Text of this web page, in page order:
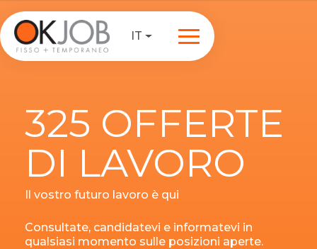
IT
325 OFFERTE
DI LAVORO
Il vostro futuro lavoro è qui
Consultate, candidatevi e informatevi in
qualsiasi momento sulle posizioni aperte.